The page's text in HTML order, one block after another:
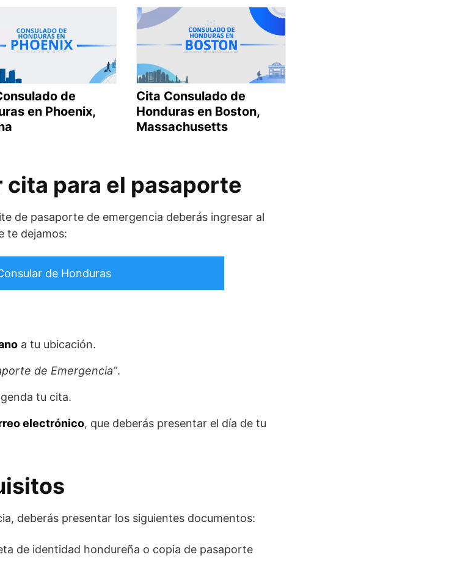
de
en Phoenix,
Cita Consulado de
Honduras en Boston,
Massachusetts
cita para el pasaporte
de pasaporte de emergencia deberás ingresar al
te dejamos:
de Honduras
a tu ubicación.
de Emergencia”.
tu cita.
electrónico, que deberás presentar el día de tu
deberás presentar los siguientes documentos:
de identidad hondureña o copia de pasaporte